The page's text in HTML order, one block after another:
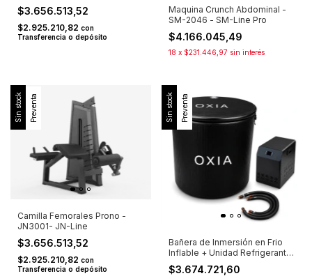
$3.656.513,52
$2.925.210,82 con
Transferencia o depósito
Maquina Crunch Abdominal -
SM-2046 - SM-Line Pro
$4.166.045,49
18 x $231.446,97 sin interés
Sin stock Preventa
Camilla Femorales Prono -
JN3001- JN-Line
$3.656.513,52
$2.925.210,82 con
Transferencia o depósito
Sin stock Preventa
Bañera de Inmersión en Frio
Inflable + Unidad Refrigerante
- IB1001
$3.674.721,60